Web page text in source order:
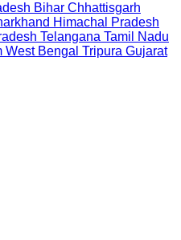
Bihar Chhattisgarh
Himachal Pradesh
Telangana Tamil Nadu
West Bengal Tripura Gujarat